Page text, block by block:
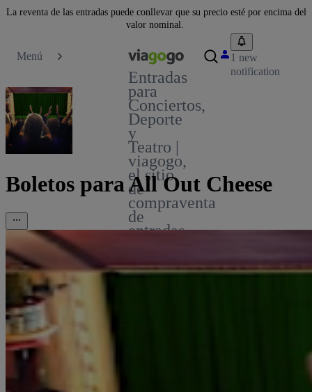
La reventa de las entradas puede conllevar que su precio esté por encima del
valor nominal.
Menú
Entradas
para
Conciertos,
Deporte
y
Teatro |
viagogo,
el sitio
de
compraventa
de
entradas
1 new
notification
Boletos para All Out Cheese